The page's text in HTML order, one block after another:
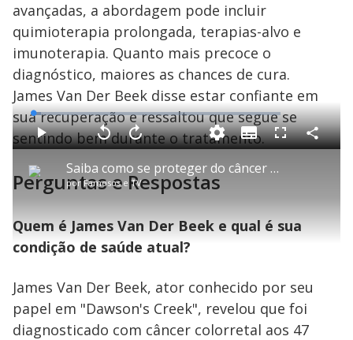
avançadas, a abordagem pode incluir
quimioterapia prolongada, terapias-alvo e
imunoterapia. Quanto mais precoce o
diagnóstico, maiores as chances de cura.
James Van Der Beek disse estar confiante em
sua recuperação e ressaltou que segue se
sentindo bem durante o tratamento.
P
l
a
y
Saiba como se proteger do câncer de pele que afetou Bolsonaro
porFamosos e TV
P V
t
a
r
g
u
d
A
n
ç
a
e
g
u
n
M
u
L
o
a
d
e
:
3
.
0
S
u
b
i
t
F C
o
Perguntas e Respostas
Quem é James Van Der Beek e qual é sua
condição de saúde atual?
James Van Der Beek, ator conhecido por seu
papel em "Dawson's Creek", revelou que foi
diagnosticado com câncer colorretal aos 47